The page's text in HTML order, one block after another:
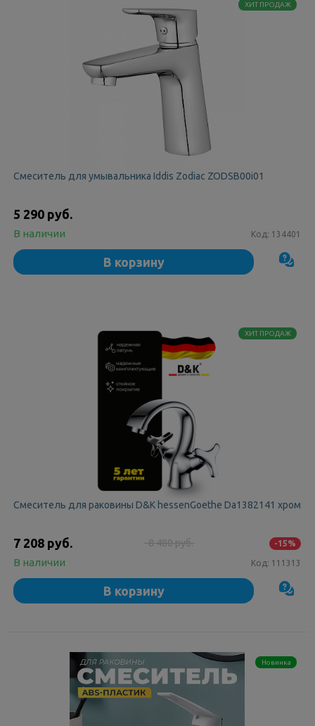
ХИТ ПРОДАЖ
Смеситель для умывальника Iddis Zodiac ZODSB00i01
5 290 руб.
В наличии Код: 134401
В корзину
ХИТ ПРОДАЖ
Смеситель для раковины D&K hessenGoethe Da1382141 хром
7 208 руб. 8 480 руб. -15%
В наличии Код: 111313
В корзину
Новинка